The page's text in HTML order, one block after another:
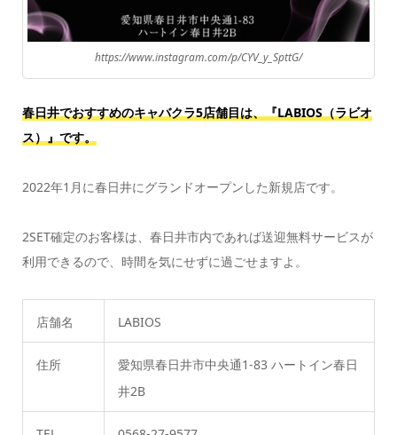
https://www.instagram.com/p/CYV_y_SpttG/
春日井でおすすめのキャバクラ5店舗目は、『LABIOS（ラビオ
ス）』です。
2022年1月に春日井にグランドオープンした新規店です。
2SET確定のお客様は、春日井市内であれば送迎無料サービスが
利用できるので、時間を気にせずに過ごせますよ。
店舗名 LABIOS
住所
愛知県春日井市中央通1-83 ハートイン春日
井2B